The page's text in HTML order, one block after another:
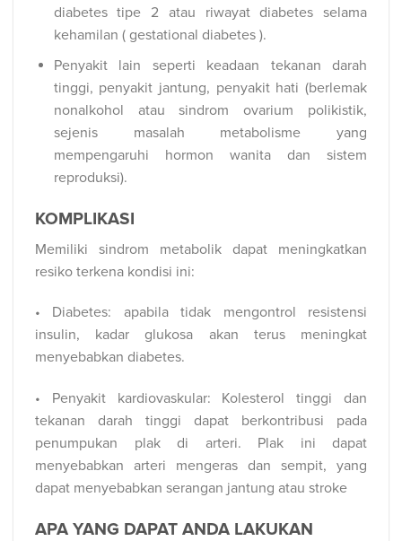
diabetes tipe 2 atau riwayat diabetes selama
kehamilan ( gestational diabetes ).
Penyakit lain seperti keadaan tekanan darah
tinggi, penyakit jantung, penyakit hati (berlemak
nonalkohol atau sindrom ovarium polikistik,
sejenis masalah metabolisme yang
mempengaruhi hormon wanita dan sistem
reproduksi).
KOMPLIKASI
Memiliki sindrom metabolik dapat meningkatkan
resiko terkena kondisi ini:
• Diabetes: apabila tidak mengontrol resistensi
insulin, kadar glukosa akan terus meningkat
menyebabkan diabetes.
• Penyakit kardiovaskular: Kolesterol tinggi dan
tekanan darah tinggi dapat berkontribusi pada
penumpukan plak di arteri. Plak ini dapat
menyebabkan arteri mengeras dan sempit, yang
dapat menyebabkan serangan jantung atau stroke
APA YANG DAPAT ANDA LAKUKAN